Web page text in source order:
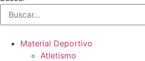
Material Deportivo
Atletismo